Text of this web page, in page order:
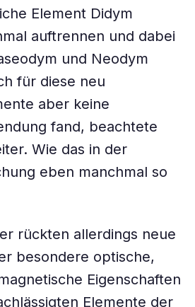
Element Didym
auftrennen und dabei
und Neodym
für diese neu
aber keine
fand, beachtete
Wie das in der
eben manchmal so
rückten allerdings neue
besondere optische,
Eigenschaften
Elemente der